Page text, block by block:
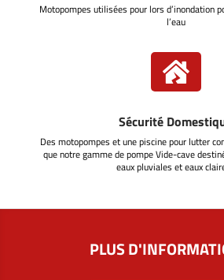
Motopompes utilisées pour lors d’inondation
l’eau

Sécurité
Des motopompes et une piscine pour lutter
que notre gamme de pompe Vide-cave
eaux pluviales et eaux
PLUS